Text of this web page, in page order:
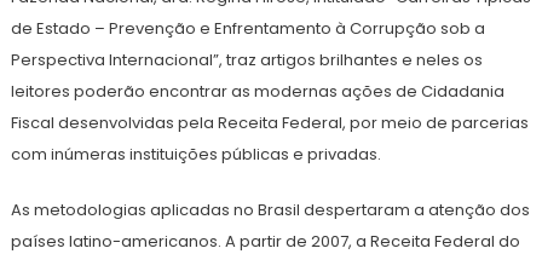
de Estado – Prevenção e Enfrentamento à Corrupção sob a
Perspectiva Internacional”, traz artigos brilhantes e neles os
leitores poderão encontrar as modernas ações de Cidadania
Fiscal desenvolvidas pela Receita Federal, por meio de parcerias
com inúmeras instituições públicas e privadas.
As metodologias aplicadas no Brasil despertaram a atenção dos
países latino-americanos. A partir de 2007, a Receita Federal do